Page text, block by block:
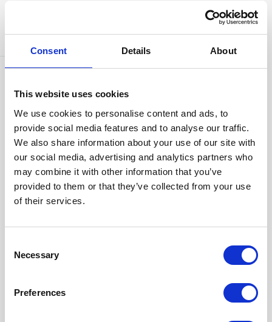
Consent Details About
This website uses cookies
We use cookies to personalise content and ads, to
provide social media features and to analyse our traffic.
We also share information about your use of our site with
our social media, advertising and analytics partners who
may combine it with other information that you’ve
provided to them or that they’ve collected from your use
of their services.
Selection
Necessary
Preferences
Vaskemaskin
TV
Mikrobølgeovn
Oppvaskmaskin
Balkong
Tørketrommel
Gratis Wi-Fi